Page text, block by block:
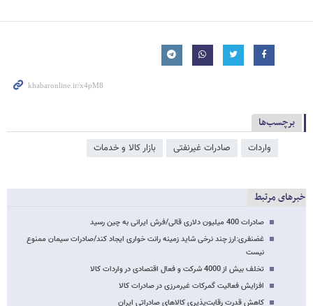
برچسب‌ها
واردات صادرات غیرنفتی بازار کالا و خدمات
خبرهای مرتبط
صادرات 400 میلیون دلاری قالی/فرش ایرانی به چین رسید
غضنفری:ارز چند نرخی شاید زمینه رانت خواری ایجاد کند/صادرات سیمان ممنوع
نیست
تخلف بیش از 4000 شرکت و فعال اقتصادی در واردات کالا
افزایش فعالیت گمرکات غیرمرزی در صادرات کالا
کاهش قدرت رقابت‌پذیری کالاهای صادراتی ایران